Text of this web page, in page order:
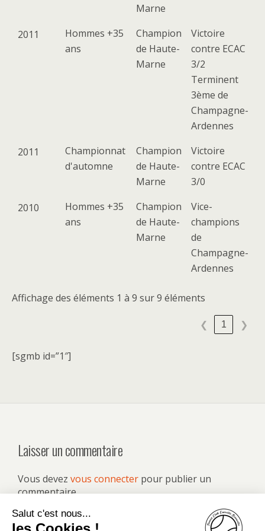
Marne
2011
Hommes +35
ans
Champion
de Haute-
Marne
Victoire
contre ECAC
3/2
Terminent
3ème de
Champagne-
Ardennes
2011
Championnat
d'automne
Champion
de Haute-
Marne
Victoire
contre ECAC
3/0
2010
Hommes +35
ans
Champion
de Haute-
Marne
Vice-
champions
de
Champagne-
Ardennes
Affichage des éléments 1 à 9 sur 9 éléments
❮ 1 ❯
[sgmb id=”1″]
Laisser un commentaire
Vous devez vous connecter pour publier un
commentaire.